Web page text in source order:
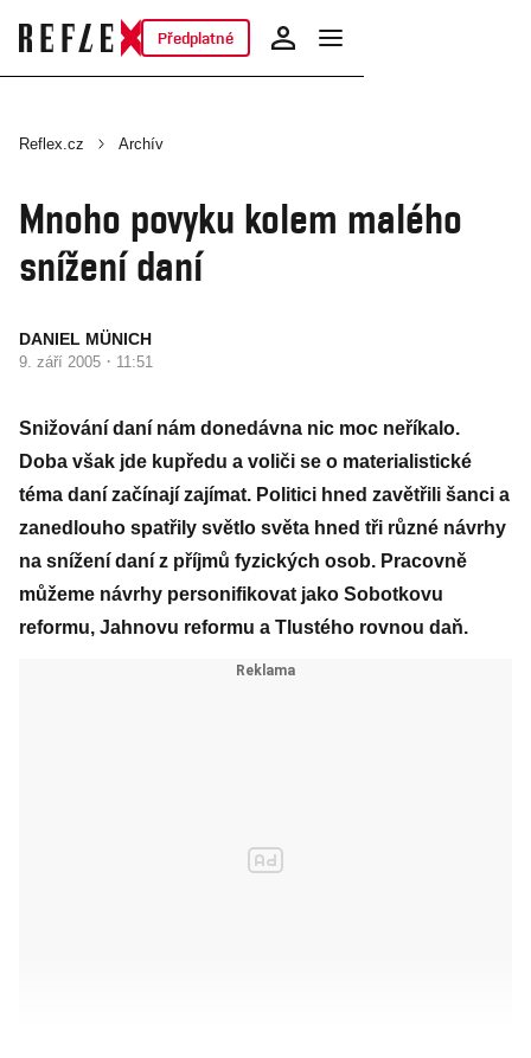
Předplatné
Reflex.cz Archív
Mnoho povyku kolem malého
snížení daní
DANIEL MÜNICH
9. září 2005 · 11:51
Snižování daní nám donedávna nic moc neříkalo.
Doba však jde kupředu a voliči se o materialistické
téma daní začínají zajímat. Politici hned zavětřili šanci a
zanedlouho spatřily světlo světa hned tři různé návrhy
na snížení daní z příjmů fyzických osob. Pracovně
můžeme návrhy personifikovat jako Sobotkovu
reformu, Jahnovu reformu a Tlustého rovnou daň.